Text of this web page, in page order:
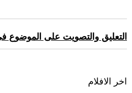
التعليق والتصويت على الموضوع
اخر الافلام